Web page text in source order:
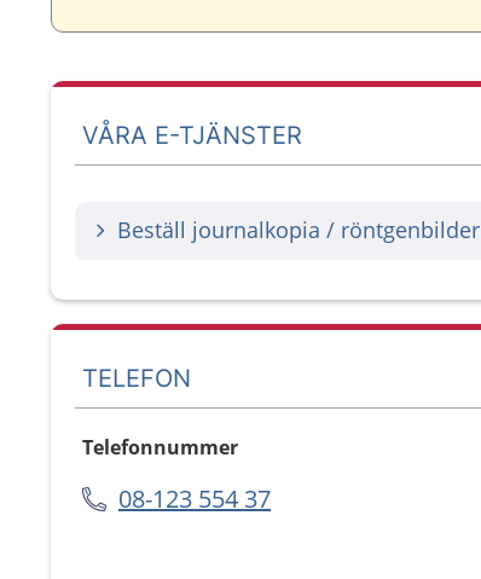
VÅRA E-TJÄNSTER
Beställ journalkopia / röntgenbilder
TELEFON
Telefonnummer
08-123 554 37